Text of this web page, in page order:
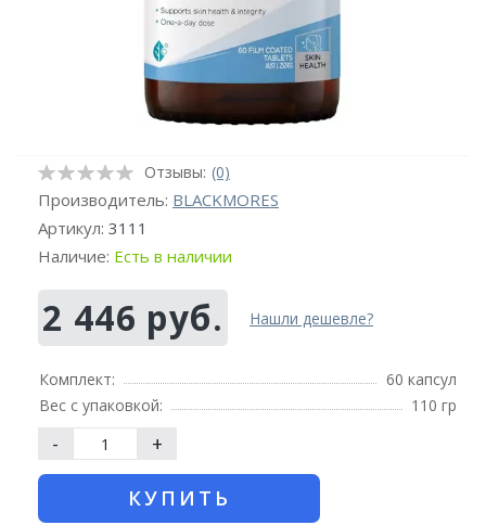
Отзывы: (0)
Производитель: BLACKMORES
Артикул: 3111
Наличие: Есть в наличии
2 446 руб. Нашли дешевле?
Комплект:
60 капсул
Вес с упаковкой:
110 гр
- +
КУПИТЬ